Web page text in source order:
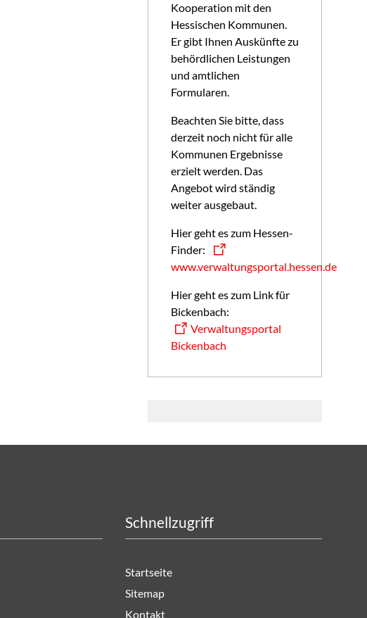
Kooperation mit den
Hessischen Kommunen.
Er gibt Ihnen Auskünfte zu
behördlichen Leistungen
und amtlichen
Formularen.
Beachten Sie bitte, dass
derzeit noch nicht für alle
Kommunen Ergebnisse
erzielt werden. Das
Angebot wird ständig
weiter ausgebaut.
Hier geht es zum Hessen-
Finder:
www.verwaltungsportal.hessen.de
Hier geht es zum Link für
Bickenbach:
Verwaltungsportal
Bickenbach
Schnellzugriff
Startseite
Sitemap
Kontakt